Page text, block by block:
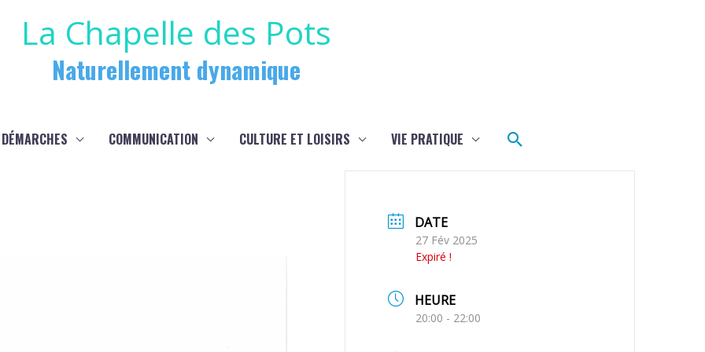
La Chapelle des Pots
Naturellement dynamique
COMMUNICATION CULTURE ET LOISIRS VIE PRATIQUE Rechercher
DATE
27 Fév 2025
Expiré !
HEURE
20:00 - 22:00